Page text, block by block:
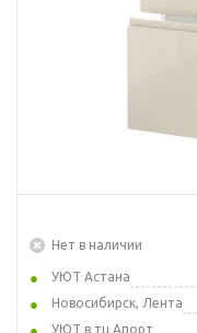
Нет в наличии
УЮТ Астана
Новосибирск, Лента
УЮТ в тц Апорт